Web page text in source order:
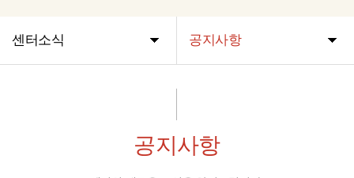
센터소식 공지사항
공지사항